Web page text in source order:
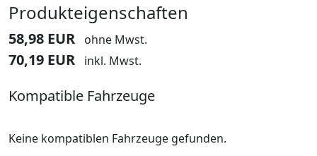
Produkteigenschaften
58,98 EUR ohne Mwst.
70,19 EUR inkl. Mwst.
Kompatible Fahrzeuge
Keine kompatiblen Fahrzeuge gefunden.